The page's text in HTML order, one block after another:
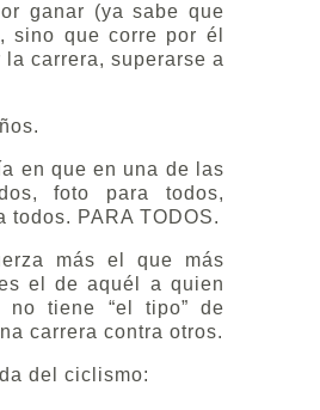
ganar (ya sabe que
sino que corre por él
carrera, superarse a
en que en una de las
foto para todos,
PARA TODOS.
más el que más
el de aquél a quien
no tiene “el tipo” de
carrera contra otros.
del ciclismo: